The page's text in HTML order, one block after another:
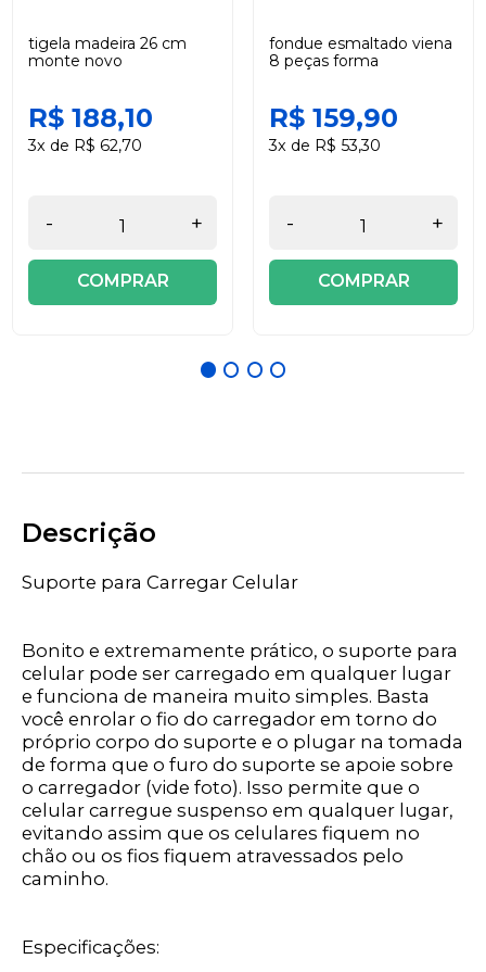
tigela madeira 26 cm
monte novo
R$ 188,10
3x de R$ 62,70
- +
COMPRAR
fondue esmaltado viena
8 peças forma
R$ 159,90
3x de R$ 53,30
- +
COMPRAR
Descrição
Suporte para Carregar Celular
Bonito e extremamente prático, o suporte para
celular pode ser carregado em qualquer lugar
e funciona de maneira muito simples. Basta
você enrolar o fio do carregador em torno do
próprio corpo do suporte e o plugar na tomada
de forma que o furo do suporte se apoie sobre
o carregador (vide foto). Isso permite que o
celular carregue suspenso em qualquer lugar,
evitando assim que os celulares fiquem no
chão ou os fios fiquem atravessados pelo
caminho.
Especificações: